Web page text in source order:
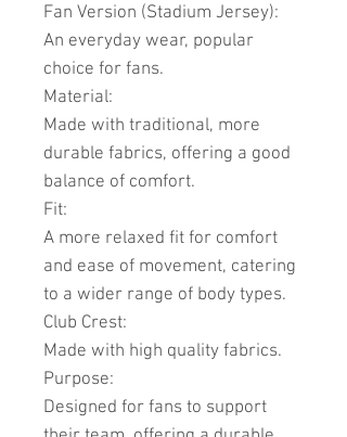
Fan Version (Stadium Jersey):
An everyday wear, popular
choice for fans.
Material:
Made with traditional, more
durable fabrics, offering a good
balance of comfort.
Fit:
A more relaxed fit for comfort
and ease of movement, catering
to a wider range of body types.
Club Crest:
Made with high quality fabrics.
Purpose:
Designed for fans to support